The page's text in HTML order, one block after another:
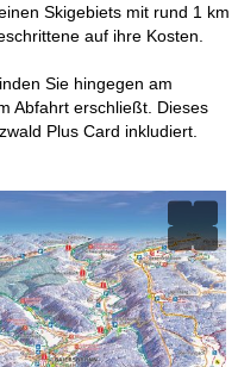
Skigebiets mit rund 1 km
auf ihre Kosten.
Sie hingegen am
Abfahrt erschließt. Dieses
Plus Card inkludiert.